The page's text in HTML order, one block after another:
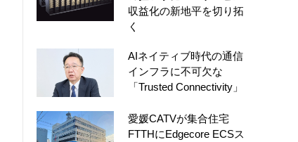
収益化の新地平を切り拓
く
AIネイティブ時代の通信
インフラに不可欠な
「Trusted Connectivity」
愛媛CATVが集合住宅
FTTHにEdgecore ECSス